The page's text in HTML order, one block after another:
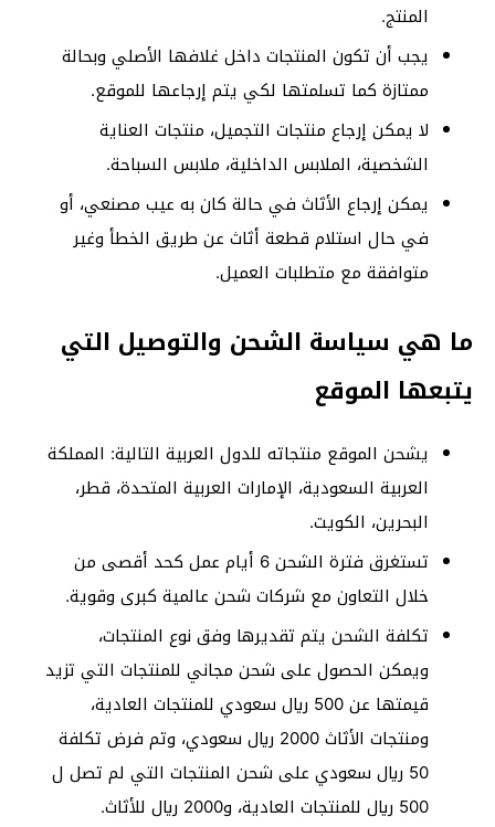
المنتج.
يجب أن تكون المنتجات داخل غلافها الأصلي وبحالة
ممتازة كما تسلمتها لكي يتم إرجاعها للموقع.
لا يمكن إرجاع منتجات التجميل، منتجات العناية
الشخصية، الملابس الداخلية، ملابس السباحة.
يمكن إرجاع الأثاث في حالة كان به عيب مصنعي، أو
في حال استلام قطعة أثاث عن طريق الخطأ وغير
متوافقة مع متطلبات العميل.
ما هي سياسة الشحن والتوصيل التي
يتبعها الموقع
يشحن الموقع منتجاته للدول العربية التالية: المملكة
العربية السعودية، الإمارات العربية المتحدة، قطر،
البحرين، الكويت.
تستغرق فترة الشحن 6 أيام عمل كحد أقصى من
خلال التعاون مع شركات شحن عالمية كبرى وقوية.
تكلفة الشحن يتم تقديرها وفق نوع المنتجات،
ويمكن الحصول على شحن مجاني للمنتجات التي تزيد
قيمتها عن 500 ريال سعودي للمنتجات العادية،
ومنتجات الأثاث 2000 ريال سعودي، وتم فرض تكلفة
50 ريال سعودي على شحن المنتجات التي لم تصل ل
500 ريال للمنتجات العادية، و2000 ريال للأثاث.